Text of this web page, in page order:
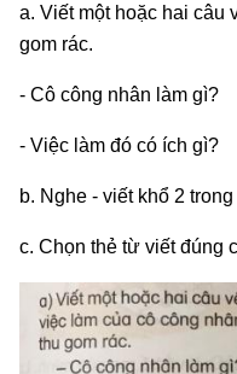
a. Viết một hoặc hai câu
gom rác.
- Cô công nhân làm gì?
- Việc làm đó có ích gì?
b. Nghe - viết khổ 2
c. Chọn thẻ từ viết đúng